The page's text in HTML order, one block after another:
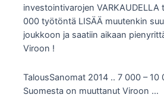
investointivarojen VARKAUDELLA
000 työtöntä LISÄÄ muutenkin
joukkoon ja saatiin aikaan
Viroon !
TalousSanomat 2014 .. 7 000 – 10
Suomesta on muuttanut Viroon …